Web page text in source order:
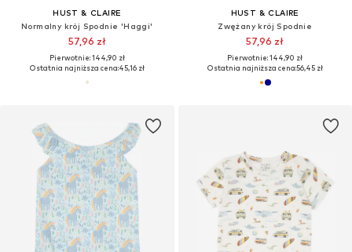
HUST & CLAIRE
Normalny krój Spodnie 'Haggi'
57,96 zł
Pierwotnie: 144,90 zł
Ostatnia najniższa cena:45,16 zł
HUST & CLAIRE
Zwężany krój Spodnie
57,96 zł
Pierwotnie: 144,90 zł
Ostatnia najniższa cena:56,45 zł